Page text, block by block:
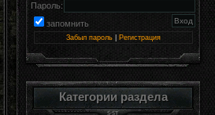
Пароль:
запомнить
Забыл пароль| Регистрация
Категории раздела